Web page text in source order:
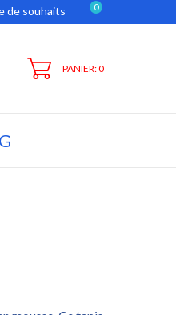
de souhaits 0
PANIER: 0